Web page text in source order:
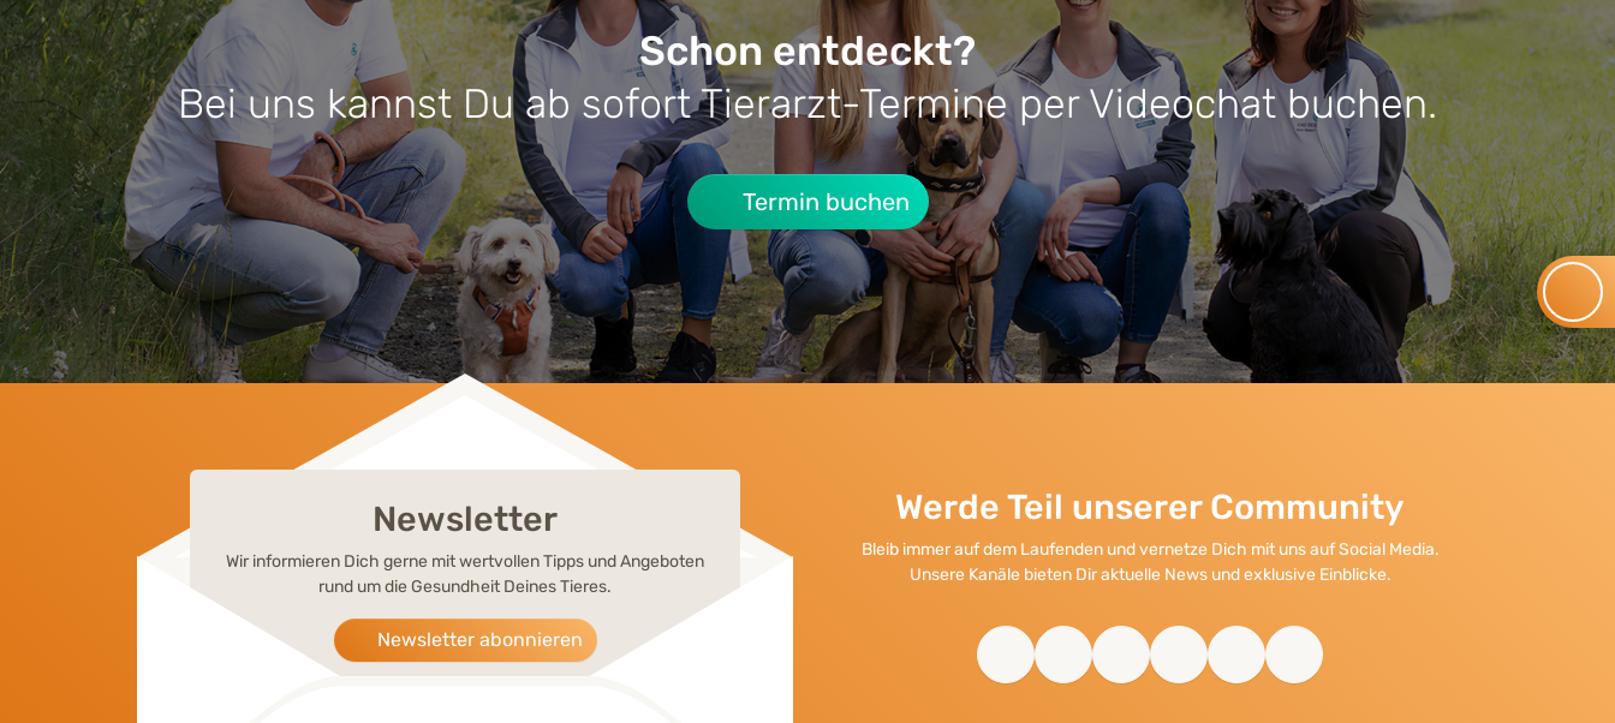
Schon entdeckt?
Bei uns kannst Du ab sofort Tierarzt-Termine per Videochat buchen.
Termin buchen
Newsletter
Wir informieren Dich gerne mit wertvollen Tipps und Angeboten
rund um die Gesundheit Deines Tieres.
Newsletter abonnieren
Werde Teil unserer Community
Bleib immer auf dem Laufenden und vernetze Dich mit uns auf Social Media.
Unsere Kanäle bieten Dir aktuelle News und exklusive Einblicke.